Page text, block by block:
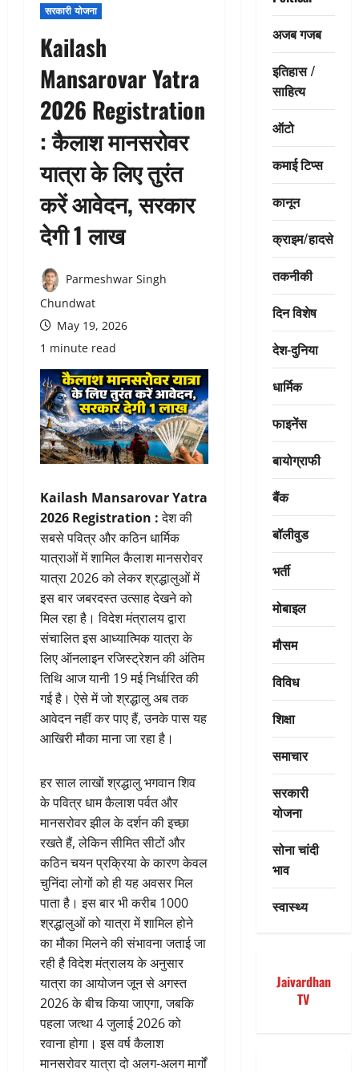
सरकारी योजना
Kailash
Mansarovar Yatra
2026 Registration
: कैलाश मानसरोवर
यात्रा के लिए तुरंत
करें आवेदन, सरकार
देगी 1 लाख
Parmeshwar Singh
Chundwat
May 19, 2026
1 minute read
Kailash Mansarovar Yatra
2026 Registration :देश की
सबसे पवित्र और कठिन धार्मिक
यात्राओं में शामिल कैलाश मानसरोवर
यात्रा 2026 को लेकर श्रद्धालुओं में
इस बार जबरदस्त उत्साह देखने को
मिल रहा है। विदेश मंत्रालय द्वारा
संचालित इस आध्यात्मिक यात्रा के
लिए ऑनलाइन रजिस्ट्रेशन की अंतिम
तिथि आज यानी 19 मई निर्धारित की
गई है। ऐसे में जो श्रद्धालु अब तक
आवेदन नहीं कर पाए हैं, उनके पास यह
आखिरी मौका माना जा रहा है।
हर साल लाखों श्रद्धालु भगवान शिव
के पवित्र धाम कैलाश पर्वत और
मानसरोवर झील के दर्शन की इच्छा
रखते हैं, लेकिन सीमित सीटों और
कठिन चयन प्रक्रिया के कारण केवल
चुनिंदा लोगों को ही यह अवसर मिल
पाता है। इस बार भी करीब 1000
श्रद्धालुओं को यात्रा में शामिल होने
का मौका मिलने की संभावना जताई जा
रही है विदेश मंत्रालय के अनुसार
यात्रा का आयोजन जून से अगस्त
2026 के बीच किया जाएगा, जबकि
पहला जत्था 4 जुलाई 2026 को
रवाना होगा। इस वर्ष कैलाश
मानसरोवर यात्रा दो अलग-अलग मार्गों
अजब गजब
इतिहास /
साहित्य
ऑटो
कमाई टिप्स
कानून
क्राइम/हादसे
तकनीकी
दिन विशेष
देश-दुनिया
धार्मिक
फाइनेंस
बायोग्राफी
बैंक
बॉलीवुड
भर्ती
मोबाइल
मौसम
विविध
शिक्षा
समाचार
सरकारी
योजना
सोना चांदी
भाव
स्वास्थ्य
Jaivardhan
TV